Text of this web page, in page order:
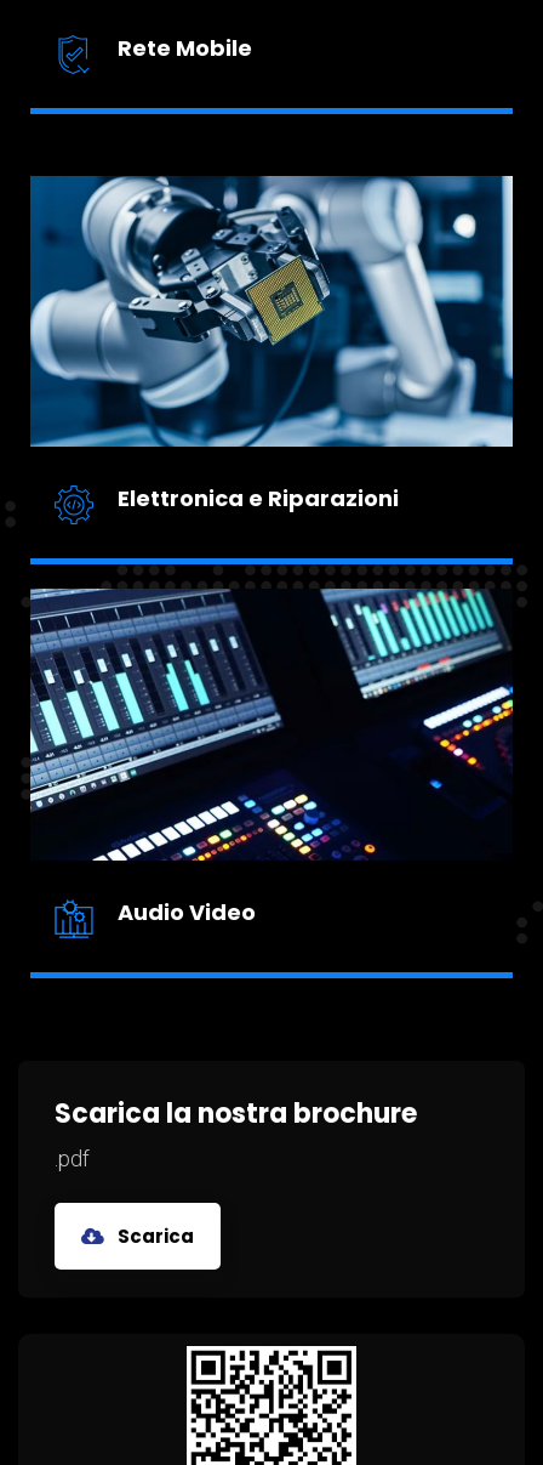
Rete Mobile
Elettronica e Riparazioni
Audio Video
Scarica la nostra brochure
.pdf
Scarica